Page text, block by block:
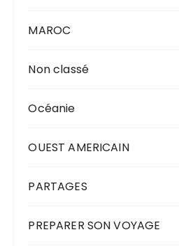
MAROC
Non classé
Océanie
OUEST AMERICAIN
PARTAGES
PREPARER SON VOYAGE